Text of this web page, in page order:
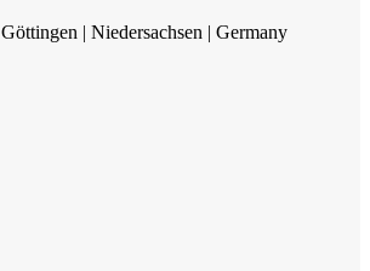
Göttingen | Niedersachsen | Germany